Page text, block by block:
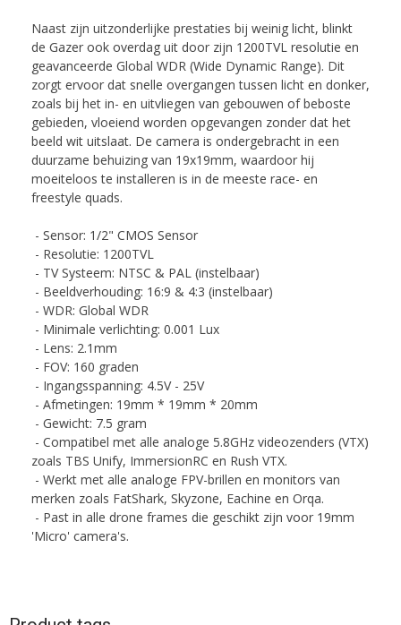
Naast zijn uitzonderlijke prestaties bij weinig licht, blinkt
de Gazer ook overdag uit door zijn 1200TVL resolutie en
geavanceerde Global WDR (Wide Dynamic Range). Dit
zorgt ervoor dat snelle overgangen tussen licht en donker,
zoals bij het in- en uitvliegen van gebouwen of beboste
gebieden, vloeiend worden opgevangen zonder dat het
beeld wit uitslaat. De camera is ondergebracht in een
duurzame behuizing van 19x19mm, waardoor hij
moeiteloos te installeren is in de meeste race- en
freestyle quads.
- Sensor: 1/2" CMOS Sensor
- Resolutie: 1200TVL
- TV Systeem: NTSC & PAL (instelbaar)
- Beeldverhouding: 16:9 & 4:3 (instelbaar)
- WDR: Global WDR
- Minimale verlichting: 0.001 Lux
- Lens: 2.1mm
- FOV: 160 graden
- Ingangsspanning: 4.5V - 25V
- Afmetingen: 19mm * 19mm * 20mm
- Gewicht: 7.5 gram
- Compatibel met alle analoge 5.8GHz videozenders (VTX)
zoals TBS Unify, ImmersionRC en Rush VTX.
- Werkt met alle analoge FPV-brillen en monitors van
merken zoals FatShark, Skyzone, Eachine en Orqa.
- Past in alle drone frames die geschikt zijn voor 19mm
'Micro' camera's.